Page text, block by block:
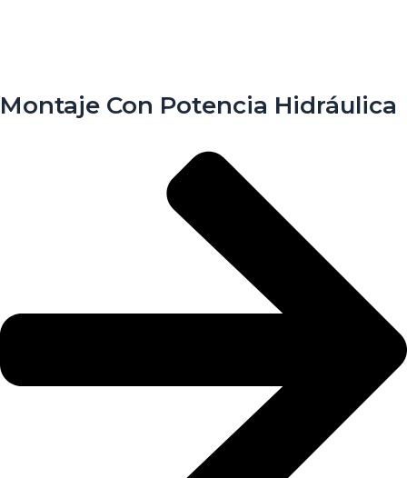
Montaje Con Potencia Hidráulica